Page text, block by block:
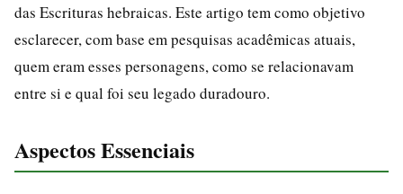
das Escrituras hebraicas. Este artigo tem como objetivo
esclarecer, com base em pesquisas acadêmicas atuais,
quem eram esses personagens, como se relacionavam
entre si e qual foi seu legado duradouro.
Aspectos Essenciais